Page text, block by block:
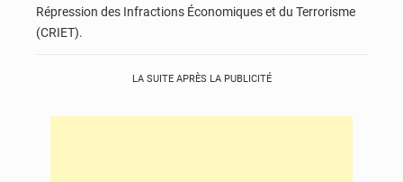
Répression des Infractions Économiques et du Terrorisme
(CRIET).
LA SUITE APRÈS LA PUBLICITÉ